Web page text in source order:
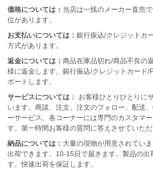
価格については： 当店は一线のメーカー直売
位があります。
お支払いについては： 銀行振込/クレジットカ
方式があります。
返金については： 商品在庫品切れ/商品不良の
様に返金します。銀行振込/クレジットカード/
ポートします。
サービスについては：
お客様ひとりひとりに
います。商談、注文、注文のフォロー、配送
ーサービス。各コーナーには専門のカスタマ
す。第一時間お客様の質問に答えさせていただ
納品については： 大量の現物が用意されてい
出荷できます。10-15日で届きます。製品の出
す。快速出荷を保証します。